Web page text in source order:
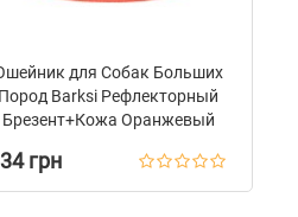
для Собак Больших
Пород Barksi Рефлекторный
Брезент+Кожа Оранжевый
грн